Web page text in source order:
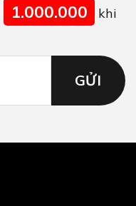
1.000.000
khi